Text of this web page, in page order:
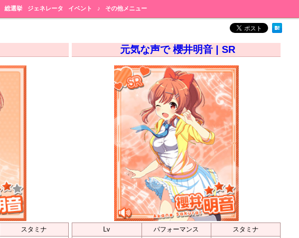
総選挙 ジェネレータ イベント ♪ その他メニュー
スタミナ
元気な声で 櫻井明音 | SR
Lv パフォーマンス
スタミナ